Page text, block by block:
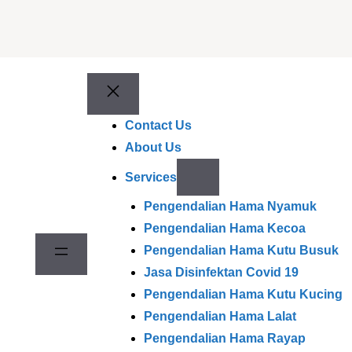
Contact Us
About Us
Services
Pengendalian Hama Nyamuk
Pengendalian Hama Kecoa
Pengendalian Hama Kutu Busuk
Jasa Disinfektan Covid 19
Pengendalian Hama Kutu Kucing
Pengendalian Hama Lalat
Pengendalian Hama Rayap